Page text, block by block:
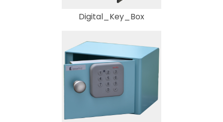
Digital_Key_Box